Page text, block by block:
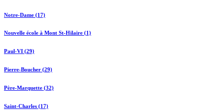
Notre-Dame (17)
Nouvelle école à Mont St-Hilaire (1)
Paul-VI (29)
Pierre-Boucher (29)
Père-Marquette (32)
Saint-Charles (17)